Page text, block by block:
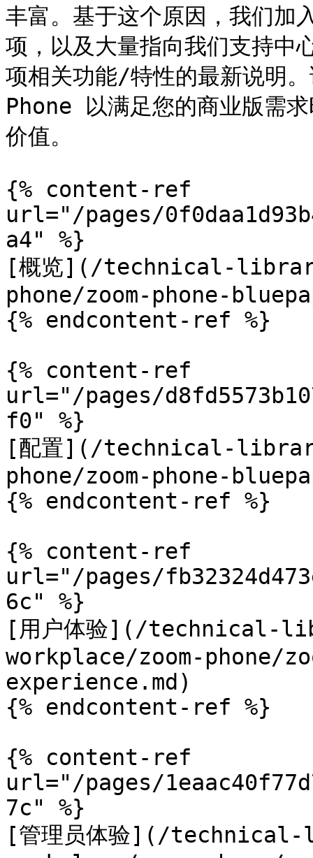
丰富。基于这个原因，我们加
项，以及大量指向我们支持中
项相关功能/特性的最新说明
Phone 以满足您的商业版需
价值。
{% content-ref
url="/pages/
a4" %}
[概览](/technical-
phone/zoom-phone-
{% endcontent-ref %}
{% content-ref
url="/pages/
f0" %}
[配置](/technical-
phone/zoom-phone-
{% endcontent-ref %}
{% content-ref
url="/pages/
6c" %}
[用户体验](/technical-
workplace/zoom-phone/
experience.md)
{% endcontent-ref %}
{% content-ref
url="/pages/
7c" %}
[管理员体验](/